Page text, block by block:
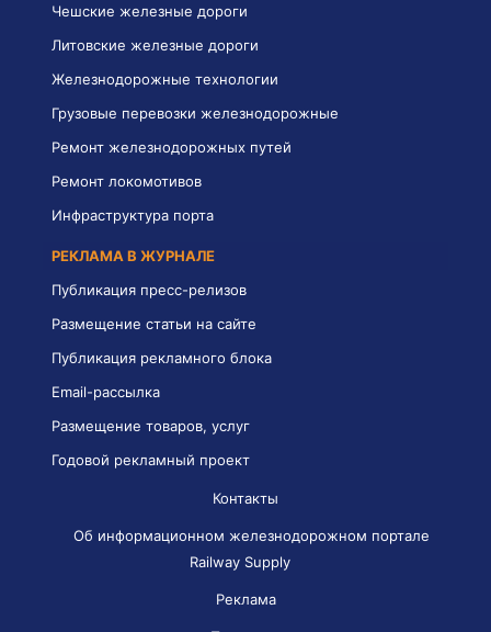
Чешские железные дороги
Литовские железные дороги
Железнодорожные технологии
Грузовые перевозки железнодорожные
Ремонт железнодорожных путей
Ремонт локомотивов
Инфраструктура порта
РЕКЛАМА В ЖУРНАЛЕ
Публикация пресс-релизов
Размещение статьи на сайте
Публикация рекламного блока
Email-рассылка
Размещение товаров, услуг
Годовой рекламный проект
Контакты
Об информационном железнодорожном портале
Railway Supply
Реклама